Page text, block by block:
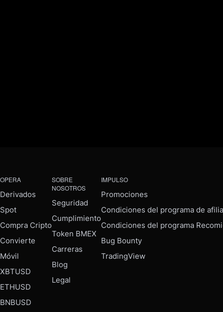
OPERA
Derivados
Spot
Compra Cripto
Convierte
Móvil
XBTUSD
ETHUSD
BNBUSD
SOBRE
NOSOTROS
Seguridad
Cumplimiento
Token BMEX
Carreras
Blog
Legal
IMPULSO
Promociones
Condiciones del programa de
Condiciones del programa
Bug Bounty
TradingView